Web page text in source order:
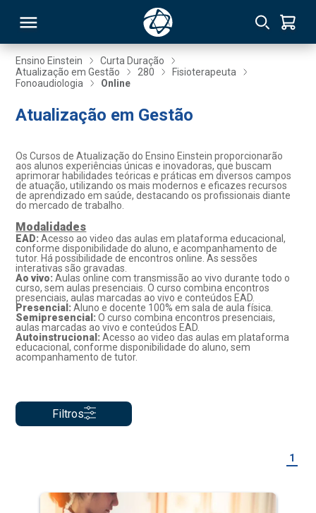
Ensino Einstein
Curta Duração
Atualização em Gestão
280
Fisioterapeuta
Fonoaudiologia
Online
Atualização em Gestão
Os Cursos de Atualização do Ensino Einstein proporcionarão
aos alunos experiências únicas e inovadoras, que buscam
aprimorar habilidades teóricas e práticas em diversos campos
de atuação, utilizando os mais modernos e eficazes recursos
de aprendizado em saúde, destacando os profissionais diante
do mercado de trabalho.
Modalidades
EAD:Acesso ao video das aulas em plataforma educacional,
conforme disponibilidade do aluno, e acompanhamento de
tutor. Há possibilidade de encontros online. As sessões
interativas são gravadas.
Ao vivo: Aulas online com transmissão ao vivo durante todo o
curso, sem aulas presenciais. O curso combina encontros
presenciais, aulas marcadas ao vivo e conteúdos EAD.
Presencial:Aluno e docente 100% em sala de aula física.
Semipresencial:O curso combina encontros presenciais,
aulas marcadas ao vivo e conteúdos EAD.
Autoinstrucional:Acesso ao video das aulas em plataforma
educacional, conforme disponibilidade do aluno, sem
acompanhamento de tutor.
Filtros
1